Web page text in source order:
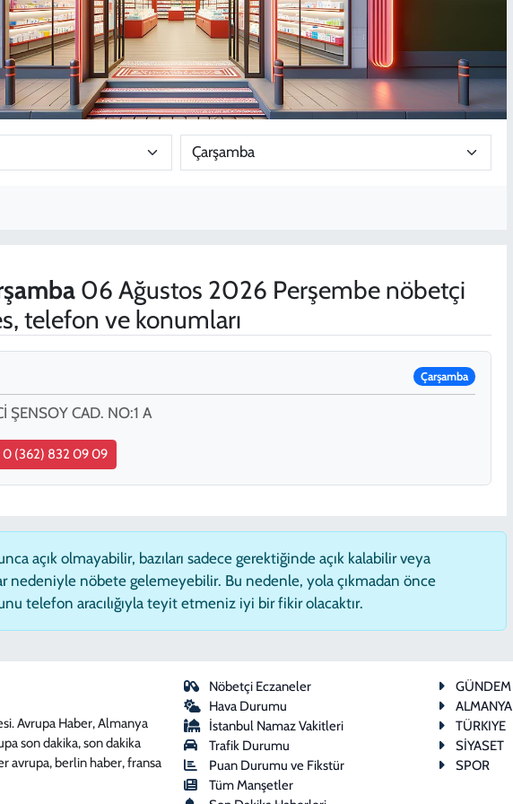
06 Ağustos 2026 Perşembe nöbetçi
telefon ve konumları
Çarşamba
ŞENSOY CAD. NO:1 A
0 (362) 832 09 09
açık olmayabilir, bazıları sadece gerektiğinde açık kalabilir veya
nedeniyle nöbete gelemeyebilir. Bu nedenle, yola çıkmadan önce
telefon aracılığıyla teyit etmeniz iyi bir fikir olacaktır.
Avrupa Haber, Almanya
son dakika, son dakika
avrupa, berlin haber, fransa
Nöbetçi Eczaneler
Hava Durumu
İstanbul Namaz Vakitleri
Trafik Durumu
Puan Durumu ve Fikstür
Tüm Manşetler
GÜNDEM
ALMANYA
TÜRKIYE
SİYASET
SPOR